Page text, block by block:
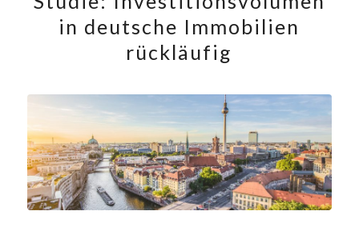
in deutsche Immobilien
rückläufig